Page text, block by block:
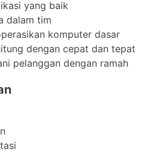
yang baik
dalam tim
komputer dasar
dengan cepat dan tepat
pelanggan dengan ramah